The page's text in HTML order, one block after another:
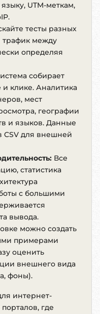
UTM-меткам,
тесты разных
трафик между
определяя
собирает
клике. Аналитика
мест
географии
и языков. Данные
CSV для внешней
Все
статистика
с большими
вывода.
можно создать
примерами
оценить
внешнего вида
фоны).
интернет-
где